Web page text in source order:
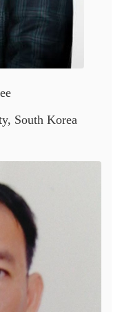
South Korea